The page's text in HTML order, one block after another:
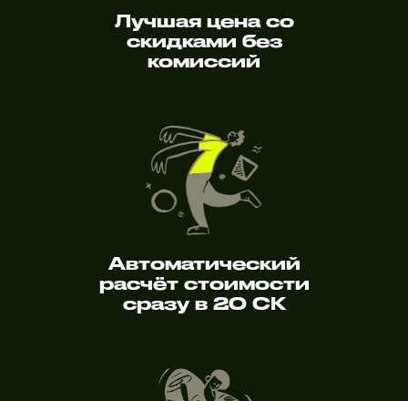
Лучшая цена со
скидками без
комиссий
Автоматический
расчёт стоимости
сразу в 20 СК